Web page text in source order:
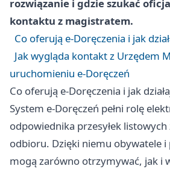
rozwiązanie i gdzie szukać
kontaktu z magistratem.
Co oferują e-Doręczenia i jak
Jak wygląda kontakt z Urzędem
uruchomieniu e-Doręczeń
Co oferują e-Doręczenia i jak
System e-Doręczeń pełni rolę
odpowiednika przesyłek
odbioru. Dzięki niemu obywatele
mogą zarówno otrzymywać, jak i